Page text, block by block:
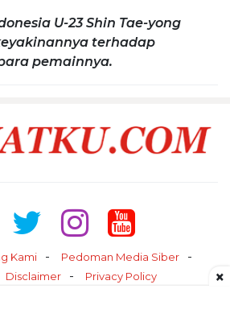
U-23 Shin Tae-yong
terhadap
pemainnya.
Kami
Pedoman Media Siber
Disclaimer Privacy Policy ×